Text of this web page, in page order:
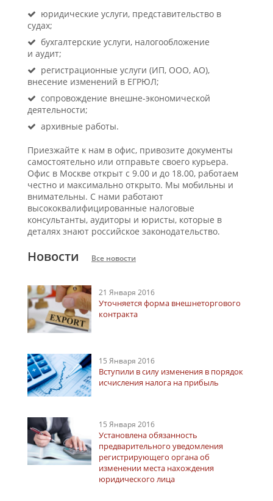
юридические услуги, представительство в
судах;
бухгалтерские услуги, налогообложение
и аудит;
регистрационные услуги (ИП, ООО, АО),
внесение изменений в ЕГРЮЛ;
сопровождение внешне-экономической
деятельности;
архивные работы.
Приезжайте к нам в офис, привозите документы
самостоятельно или отправьте своего курьера.
Офис в Москве открыт с 9.00 и до 18.00, работаем
честно и максимально открыто. Мы мобильны и
внимательны. С нами работают
высококвалифицированные налоговые
консультанты, аудиторы и юристы, которые в
деталях знают российское законодательство.
Новости Все новости
21 Января 2016
Уточняется форма внешнеторгового
контракта
15 Января 2016
Вступили в силу изменения в порядок
исчисления налога на прибыль
15 Января 2016
Установлена обязанность
предварительного уведомления
регистрирующего органа об
изменении места нахождения
юридического лица